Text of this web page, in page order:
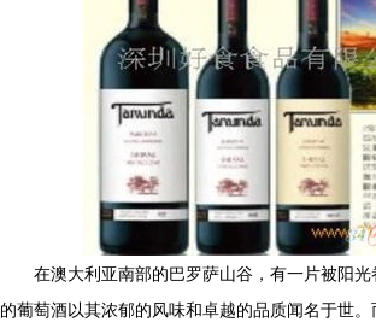
在澳大利亚南部的巴罗萨山谷，有一片被阳
的葡萄酒以其浓郁的风味和卓越的品质闻名于世